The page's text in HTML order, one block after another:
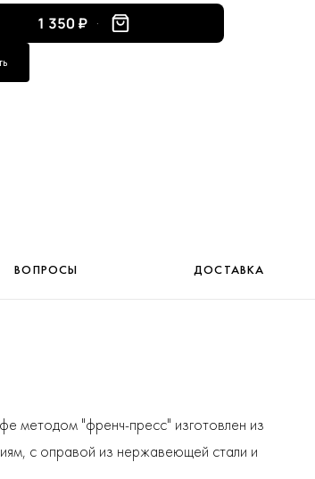
1 350 ₽
ВОПРОСЫ ДОСТАВКА
методом "френч-пресс" изготовлен из
с оправой из нержавеющей стали и